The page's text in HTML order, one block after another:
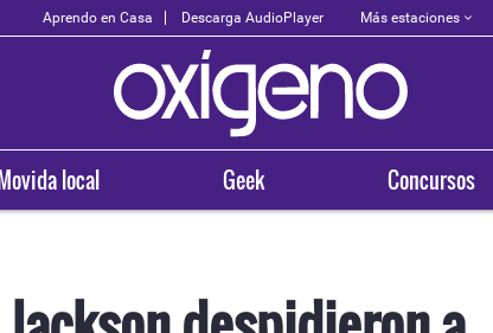
Aprendo en Casa Descarga AudioPlayer Más estaciones
local Geek Concursos